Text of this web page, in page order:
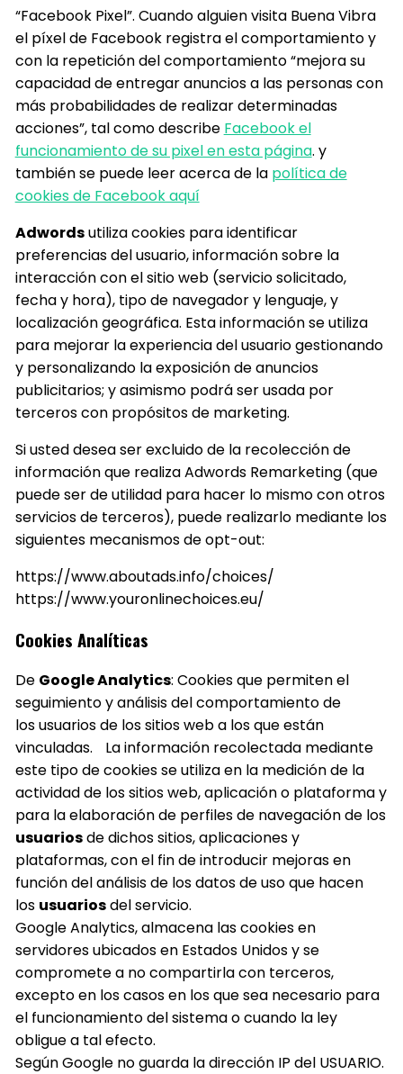
“Facebook Pixel”. Cuando alguien visita Buena Vibra
el píxel de Facebook registra el comportamiento y
con la repetición del comportamiento “mejora su
capacidad de entregar anuncios a las personas con
más probabilidades de realizar determinadas
acciones”, tal como describe Facebook el
funcionamiento de su pixel en esta página. y
también se puede leer acerca de la política de
cookies de Facebook aquí
Adwordsutiliza cookies para identificar
preferencias del usuario, información sobre la
interacción con el sitio web (servicio solicitado,
fecha y hora), tipo de navegador y lenguaje, y
localización geográfica. Esta información se utiliza
para mejorar la experiencia del usuario gestionando
y personalizando la exposición de anuncios
publicitarios; y asimismo podrá ser usada por
terceros con propósitos de marketing.
Si usted desea ser excluido de la recolección de
información que realiza Adwords Remarketing (que
puede ser de utilidad para hacer lo mismo con otros
servicios de terceros), puede realizarlo mediante los
siguientes mecanismos de opt-out:
https://www.aboutads.info/choices/
https://www.youronlinechoices.eu/
Cookies Analíticas
De Google Analytics: Cookies que permiten el
seguimiento y análisis del comportamiento de
los usuarios de los sitios web a los que están
vinculadas. La información recolectada mediante
este tipo de cookies se utiliza en la medición de la
actividad de los sitios web, aplicación o plataforma y
para la elaboración de perfiles de navegación de los
usuariosde dichos sitios, aplicaciones y
plataformas, con el fin de introducir mejoras en
función del análisis de los datos de uso que hacen
los usuariosdel servicio.
Google Analytics, almacena las cookies en
servidores ubicados en Estados Unidos y se
compromete a no compartirla con terceros,
excepto en los casos en los que sea necesario para
el funcionamiento del sistema o cuando la ley
obligue a tal efecto.
Según Google no guarda la dirección IP del USUARIO.